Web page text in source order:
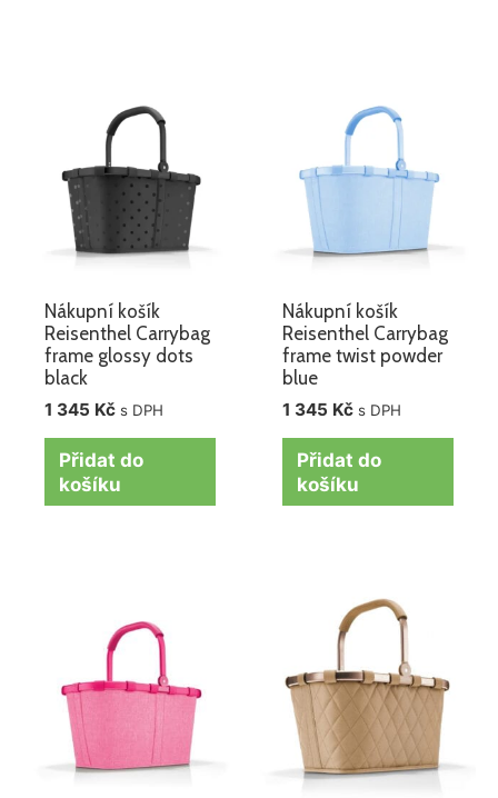
Nákupní košík
Reisenthel Carrybag
frame glossy dots
black
1 345 Kč s DPH
Přidat do
košíku
Nákupní košík
Reisenthel Carrybag
frame twist powder
blue
1 345 Kč s DPH
Přidat do
košíku